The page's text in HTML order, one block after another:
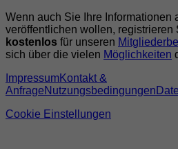
Wenn auch Sie Ihre Informationen
veröffentlichen wollen, registrieren
kostenlos für unseren
sich über die vielen Möglichkeiten
ImpressumKontakt &
AnfrageNutzungsbedingungen
Cookie Einstellungen